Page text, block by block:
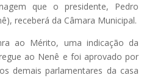
que o presidente, Pedro
receberá da Câmara Municipal.
ao Mérito, uma indicação da
ao Nenê e foi aprovado por
demais parlamentares da casa